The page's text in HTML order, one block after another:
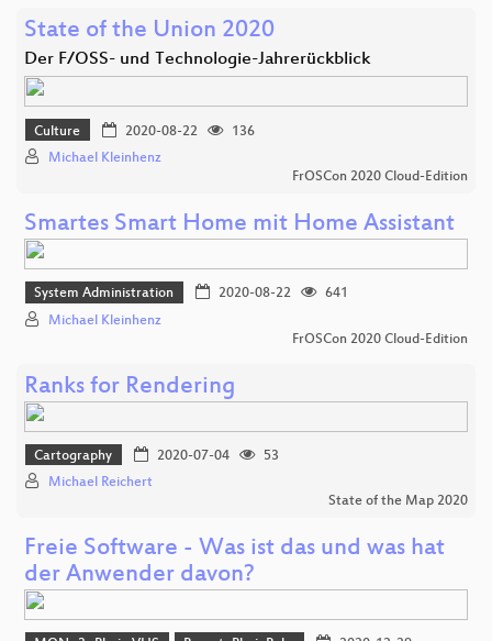
State of the Union 2020
Der F/OSS- und Technologie-Jahrerückblick
Culture 2020-08-22
136
Michael Kleinhenz
FrOSCon 2020 Cloud-Edition
Smartes Smart Home mit Home Assistant
System Administration 2020-08-22
641
Michael Kleinhenz
FrOSCon 2020 Cloud-Edition
Ranks for Rendering
Cartography 2020-07-04
53
Michael Reichert
State of the Map 2020
Freie Software - Was ist das und was hat
der Anwender davon?